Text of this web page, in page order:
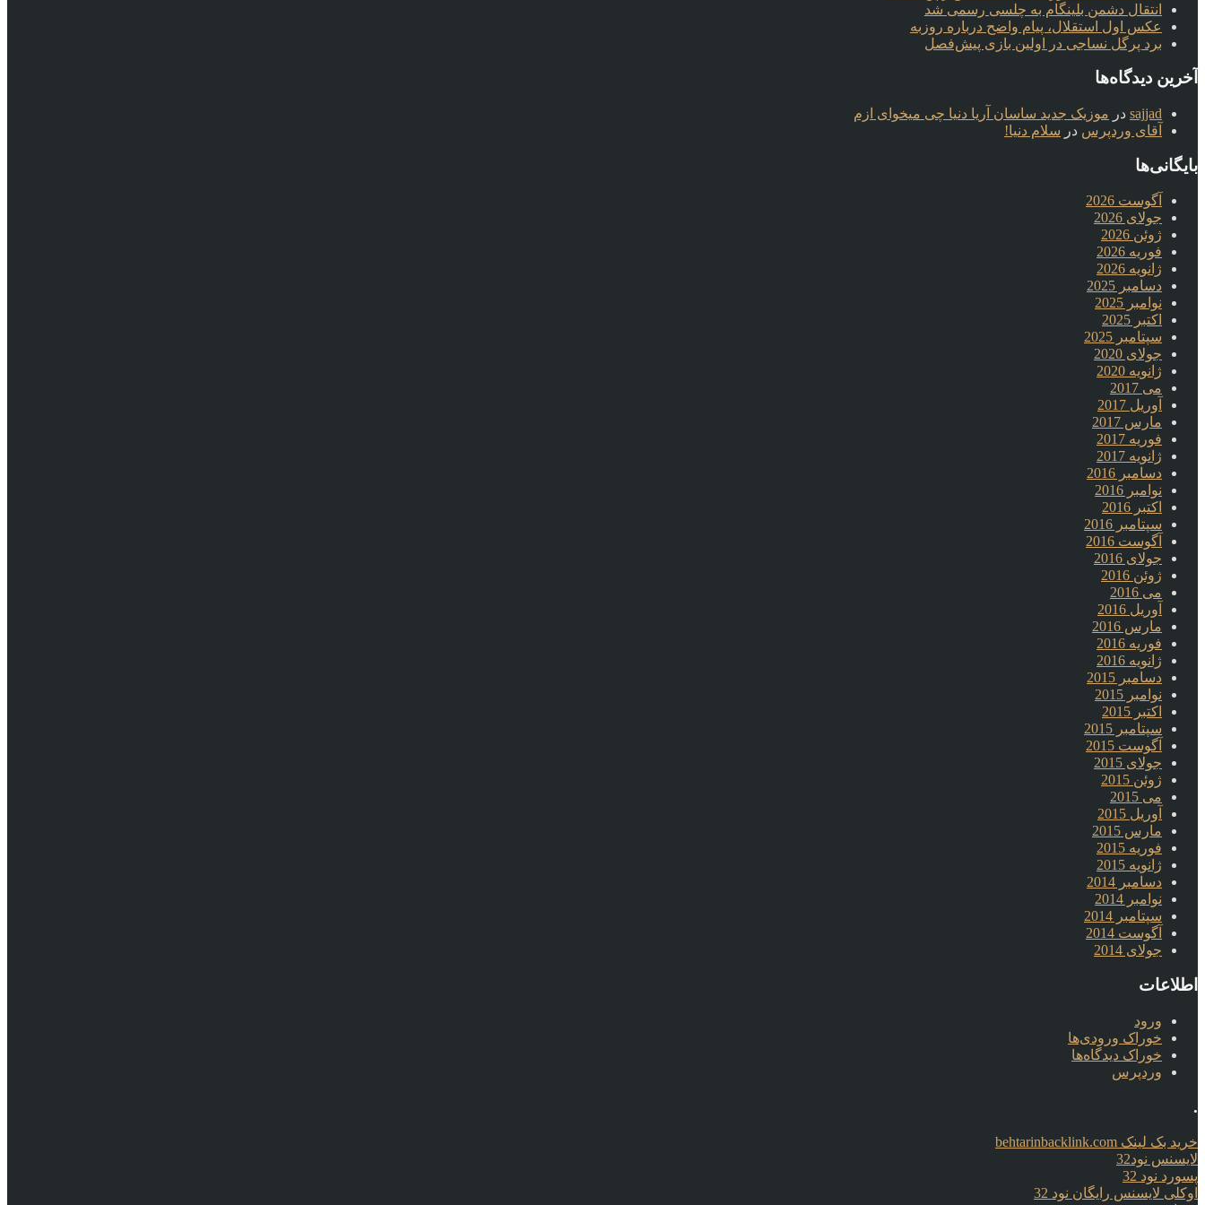
انتقال دشمن بلینگام به چلسی رسمی شد
عکس اول استقلال، پیام واضح درباره روزبه
برد پرگل نساجی در اولین بازی پیش‌فصل
آخرین دیدگاه‌ها
sajjad در موزیک جدید ساسان آریا دنیا چی میخوای ازم
آقای وردپرس در سلام دنیا!
بایگانی‌ها
آگوست 2026
جولای 2026
ژوئن 2026
فوریه 2026
ژانویه 2026
دسامبر 2025
نوامبر 2025
اکتبر 2025
سپتامبر 2025
جولای 2020
ژانویه 2020
می 2017
آوریل 2017
مارس 2017
فوریه 2017
ژانویه 2017
دسامبر 2016
نوامبر 2016
اکتبر 2016
سپتامبر 2016
آگوست 2016
جولای 2016
ژوئن 2016
می 2016
آوریل 2016
مارس 2016
فوریه 2016
ژانویه 2016
دسامبر 2015
نوامبر 2015
اکتبر 2015
سپتامبر 2015
آگوست 2015
جولای 2015
ژوئن 2015
می 2015
آوریل 2015
مارس 2015
فوریه 2015
ژانویه 2015
دسامبر 2014
نوامبر 2014
سپتامبر 2014
آگوست 2014
جولای 2014
اطلاعات
ورود
خوراک ورودی‌ها
خوراک دیدگاه‌ها
وردپرس
.
خرید بک لینک behtarinbacklink.com
لایسنس نود32
پسورد نود 32
اوکلی لایسنس رایگان نود 32